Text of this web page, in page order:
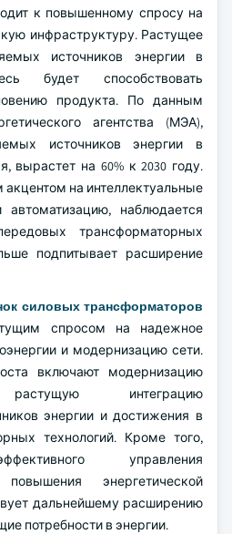
к повышенному спросу на
инфраструктуру. Растущее
источников энергии в
будет способствовать
продукта. По данным
агентства (МЭА),
источников энергии в
вырастет на 60% к 2030 году.
на интеллектуальные
автоматизацию, наблюдается
трансформаторных
подпитывает расширение
силовых трансформаторов
спросом на надежное
и модернизацию сети.
включают модернизацию
растущую интеграцию
энергии и достижения в
технологий. Кроме того,
управления
энергетической
дальнейшему расширению
потребности в энергии.